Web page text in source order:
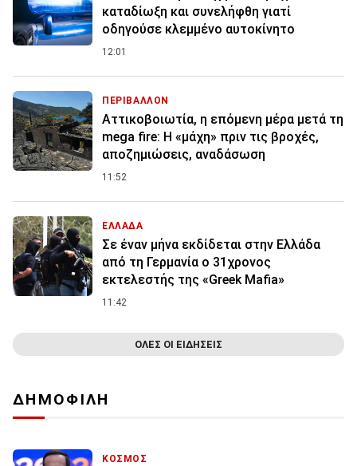
καταδίωξη και συνελήφθη γιατί
οδηγούσε κλεμμένο αυτοκίνητο
12:01
ΠΕΡΙΒΑΛΛΟΝ
Αττικοβοιωτία, η επόμενη μέρα μετά τη
mega fire: Η «μάχη» πριν τις βροχές,
αποζημιώσεις, αναδάσωση
11:52
ΕΛΛΑΔΑ
Σε έναν μήνα εκδίδεται στην Ελλάδα
από τη Γερμανία ο 31χρονος
εκτελεστής της «Greek Mafia»
11:42
ΟΛΕΣ ΟΙ ΕΙΔΗΣΕΙΣ
ΔΗΜΟΦΙΛΗ
ΚΟΣΜΟΣ